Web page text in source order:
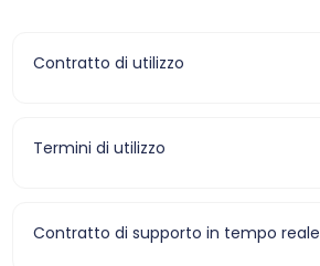
Contratto di utilizzo
Termini di utilizzo
Contratto di supporto in tempo reale